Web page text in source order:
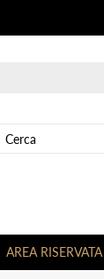
AREA RISERVATA